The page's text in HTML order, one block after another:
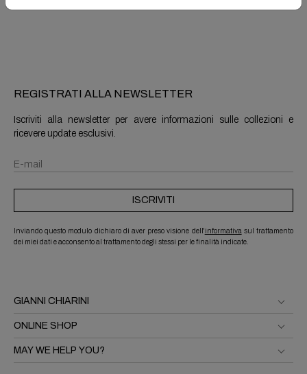
GIANNI CHIARINI
ONLINE SHOP
MAY WE HELP YOU?
REGISTRATI ALLA NEWSLETTER
Iscriviti alla newsletter per avere informazioni sulle collezioni e
ricevere update esclusivi.
ISCRIVITI
Inviando questo modulo dichiaro di aver preso visione dell'informativa sul trattamento
dei miei dati e acconsento al trattamento degli stessi per le finalità indicate.